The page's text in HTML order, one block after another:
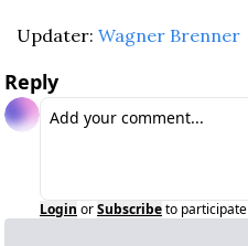
Updater: Wagner Brenner
Reply
Login orSubscribeto participate